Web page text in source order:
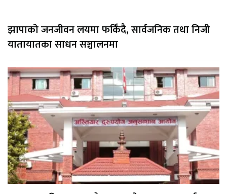
झापाको जनजीवन लयमा फर्किँदै, सार्वजनिक तथा निजी
यातायातका साधन सञ्चालनमा